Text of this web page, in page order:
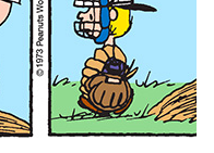
Europa
Altrecose
Mondiali calcio 2026